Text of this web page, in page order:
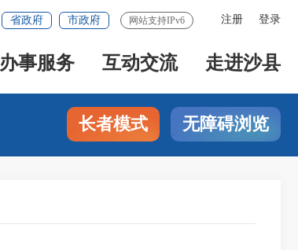
注册 登录
省政府 市政府 网站支持IPv6
办事服务 互动交流 走进沙县
长者模式 无障碍浏览